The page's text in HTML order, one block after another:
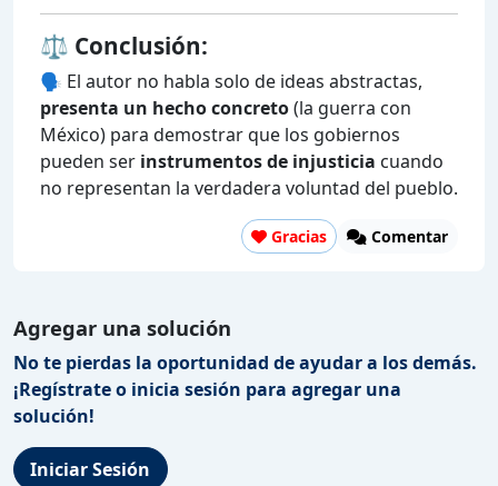
⚖️ Conclusión:
🗣️ El autor no habla solo de ideas abstractas,
presenta un hecho concreto(la guerra con
México) para demostrar que los gobiernos
pueden ser instrumentos de injusticia cuando
no representan la verdadera voluntad del pueblo.
Gracias Comentar
Agregar una solución
No te pierdas la oportunidad de ayudar a los demás.
¡Regístrate o inicia sesión para agregar una
solución!
Iniciar Sesión